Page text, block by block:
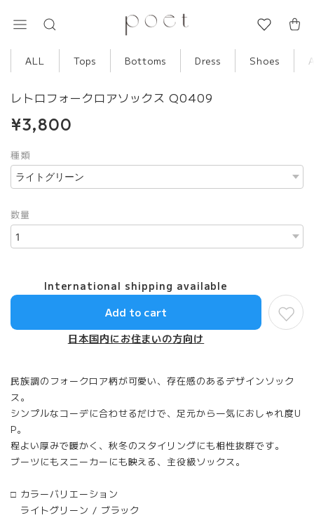
ALL Tops Bottoms Dress Shoes
レトロフォークロアソックス Q0409
¥3,800
種類
数量
International shipping available
Add to cart
日本国内にお住まいの方向け
民族調のフォークロア柄が可愛い、存在感のあるデザインソック
ス。
シンプルなコーデに合わせるだけで、足元から一気におしゃれ度U
P。
程よい厚みで暖かく、秋冬のスタイリングにも相性抜群です。
ブーツにもスニーカーにも映える、主役級ソックス。
□ カラーバリエーション
ライトグリーン / ブラック